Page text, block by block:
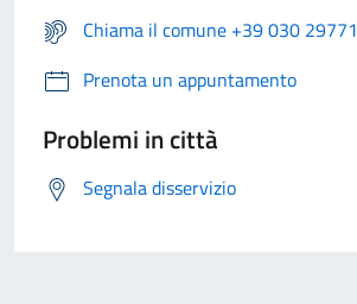
Chiama il comune +39 030 29771
Prenota un appuntamento
Problemi in città
Segnala disservizio